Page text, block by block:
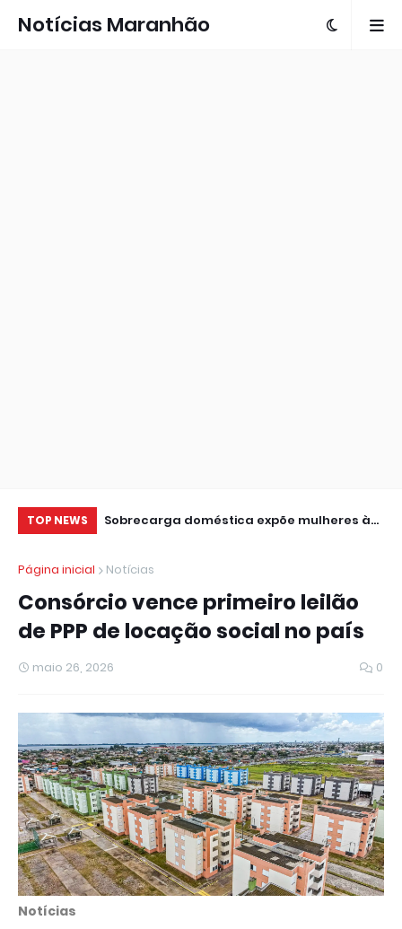
Notícias Maranhão
TOP NEWS
20 anos entre
Sobrecarga doméstica expõe mulheres à
Página inicial
Notícias
Consórcio vence primeiro leilão
de PPP de locação social no país
maio 26, 2026 0
Notícias